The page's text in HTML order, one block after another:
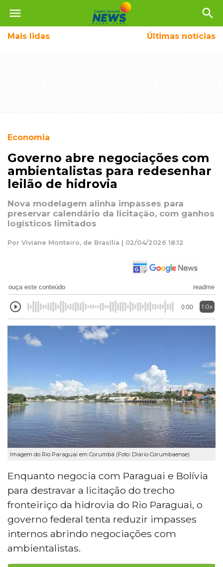
menu search
Mais lidas Últimas notícias
Economia
Governo abre negociações com
ambientalistas para redesenhar
leilão de hidrovia
Nova modelagem alinha impasses para
preservar calendário da licitação, com ganhos
logísticos limitados
Por Viviane Monteiro, de Brasília | 02/04/2026 18:12
ouça este conteúdo readme
0:00 1.0x
Imagem do Rio Paraguai em Corumbá (Foto: Diário Corumbaense)
Enquanto negocia com Paraguai e Bolívia
para destravar a licitação do trecho
fronteiriço da hidrovia do Rio Paraguai, o
governo federal tenta reduzir impasses
internos abrindo negociações com
ambientalistas.